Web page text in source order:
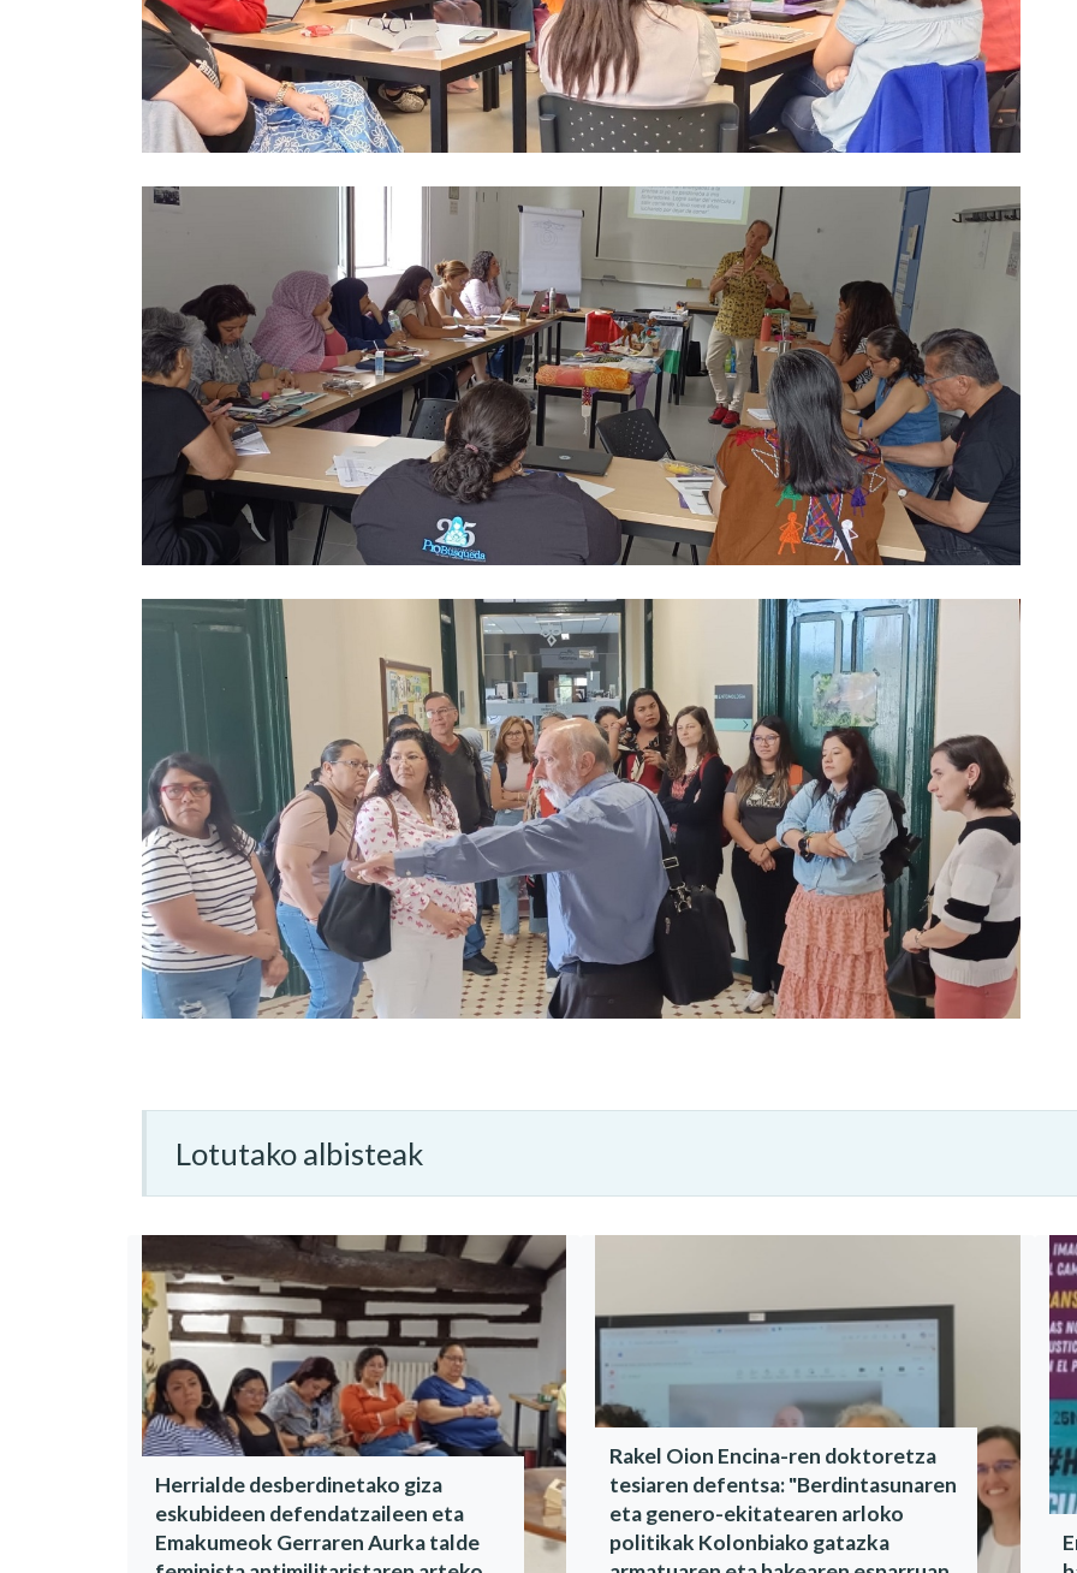
Lotutako albisteak
Herrialde desberdinetako giza
eskubideen defendatzaileen eta
Emakumeok Gerraren Aurka talde
Rakel Oion Encina-ren doktoretza
tesiaren defentsa: "Berdintasunaren
eta genero-ekitatearen arloko
politikak Kolonbiako gatazka